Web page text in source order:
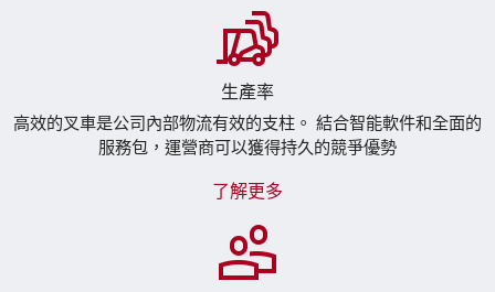
生產率
高效的叉車是公司內部物流有效的支柱。 結合智能軟件和全面的
服務包，運營商可以獲得持久的競爭優勢
了解更多